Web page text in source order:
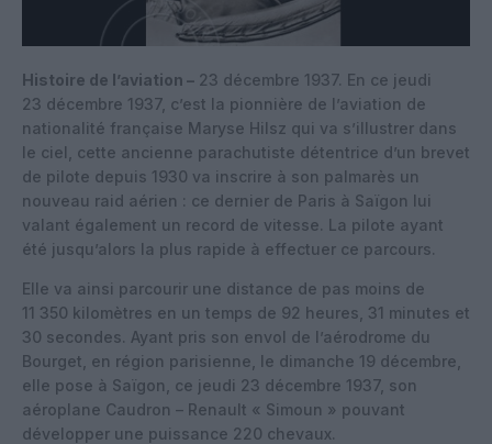
Histoire de l’aviation – 23 décembre 1937. En ce jeudi
23 décembre 1937, c’est la pionnière de l’aviation de
nationalité française Maryse Hilsz qui va s’illustrer dans
le ciel, cette ancienne parachutiste détentrice d’un brevet
de pilote depuis 1930 va inscrire à son palmarès un
nouveau raid aérien : ce dernier de Paris à Saïgon lui
valant également un record de vitesse. La pilote ayant
été jusqu’alors la plus rapide à effectuer ce parcours.
Elle va ainsi parcourir une distance de pas moins de
11 350 kilomètres en un temps de 92 heures, 31 minutes et
30 secondes. Ayant pris son envol de l’aérodrome du
Bourget, en région parisienne, le dimanche 19 décembre,
elle pose à Saïgon, ce jeudi 23 décembre 1937, son
aéroplane Caudron – Renault « Simoun » pouvant
développer une puissance 220 chevaux.